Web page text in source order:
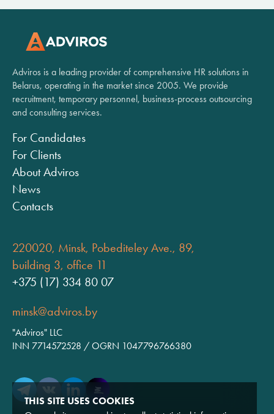
Adviros is a leading provider of comprehensive HR solutions in
Belarus, operating in the market since 2005. We provide
recruitment, temporary personnel, business-process outsourcing
and consulting services.
For Candidates
For Clients
About Adviros
News
Contacts
220020, Minsk, Pobediteley Ave., 89,
building 3, office 11
+375 (17) 334 80 07
minsk@adviros.by
"Adviros" LLC
INN 7714572528 / OGRN 1047796766380
THIS SITE USES COOKIES